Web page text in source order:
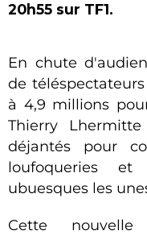
20h55 sur TF1.
En chute
de
à 4,9 millions
Thierry
déjantés pour
loufoqueries
ubuesques les
Cette nouvelle